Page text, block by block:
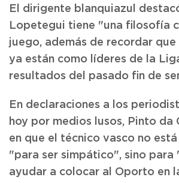
El dirigente blanquiazul
Lopetegui tiene "una filosofía
juego, además de recordar
ya están como líderes de la
resultados del pasado fin de
En declaraciones a los
hoy por medios lusos, Pinto da
en que el técnico vasco no
"para ser simpático", sino para
ayudar a colocar al Oporto en